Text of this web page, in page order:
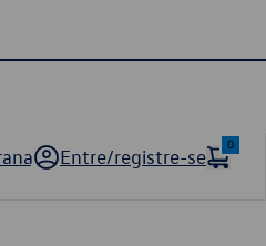
Entre/registre-se
0